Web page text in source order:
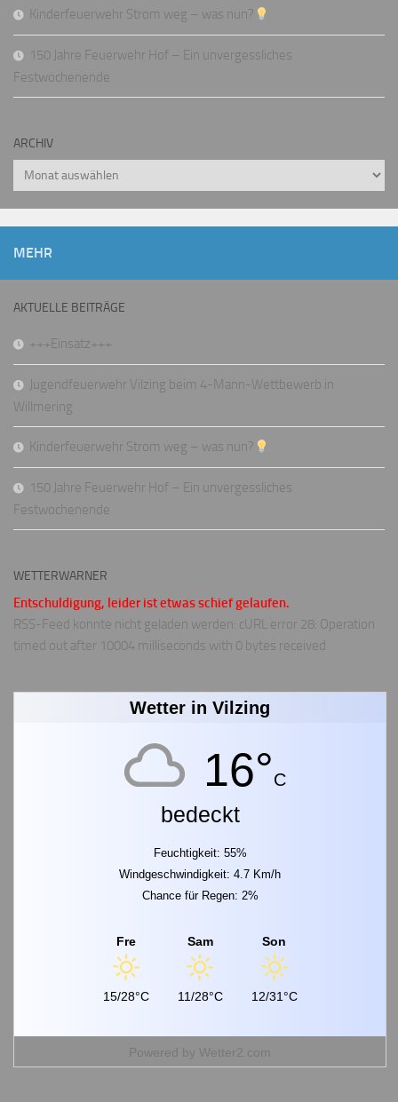
Kinderfeuerwehr Strom weg – was nun?
150 Jahre Feuerwehr Hof – Ein unvergessliches
Festwochenende
ARCHIV
Archiv
MEHR
AKTUELLE BEITRÄGE
+++Einsatz+++
Jugendfeuerwehr Vilzing beim 4-Mann-Wettbewerb in
Willmering
Kinderfeuerwehr Strom weg – was nun?
150 Jahre Feuerwehr Hof – Ein unvergessliches
Festwochenende
WETTERWARNER
Entschuldigung, leider ist etwas schief gelaufen.
RSS-Feed konnte nicht geladen werden: cURL error 28: Operation
timed out after 10004 milliseconds with 0 bytes received
Wetter in Vilzing
16°C
bedeckt
Feuchtigkeit: 55%
Windgeschwindigkeit: 4.7 Km/h
Chance für Regen: 2%
Fre
15/28°C
Sam
11/28°C
Son
12/31°C
Powered by Wetter2.com